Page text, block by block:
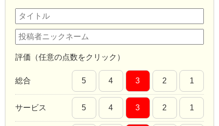
評価（任意の点数をクリック）
総合 5 4 3 2 1
サービス 5 4 3 2 1